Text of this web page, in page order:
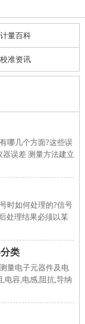
计量百科
校准资讯
哪几个方面?这些误
误差 测量方法建立
时如何处理的?信号
处理结果必须以某
类
量电子元器件及电
电容,电感,阻抗,导纳